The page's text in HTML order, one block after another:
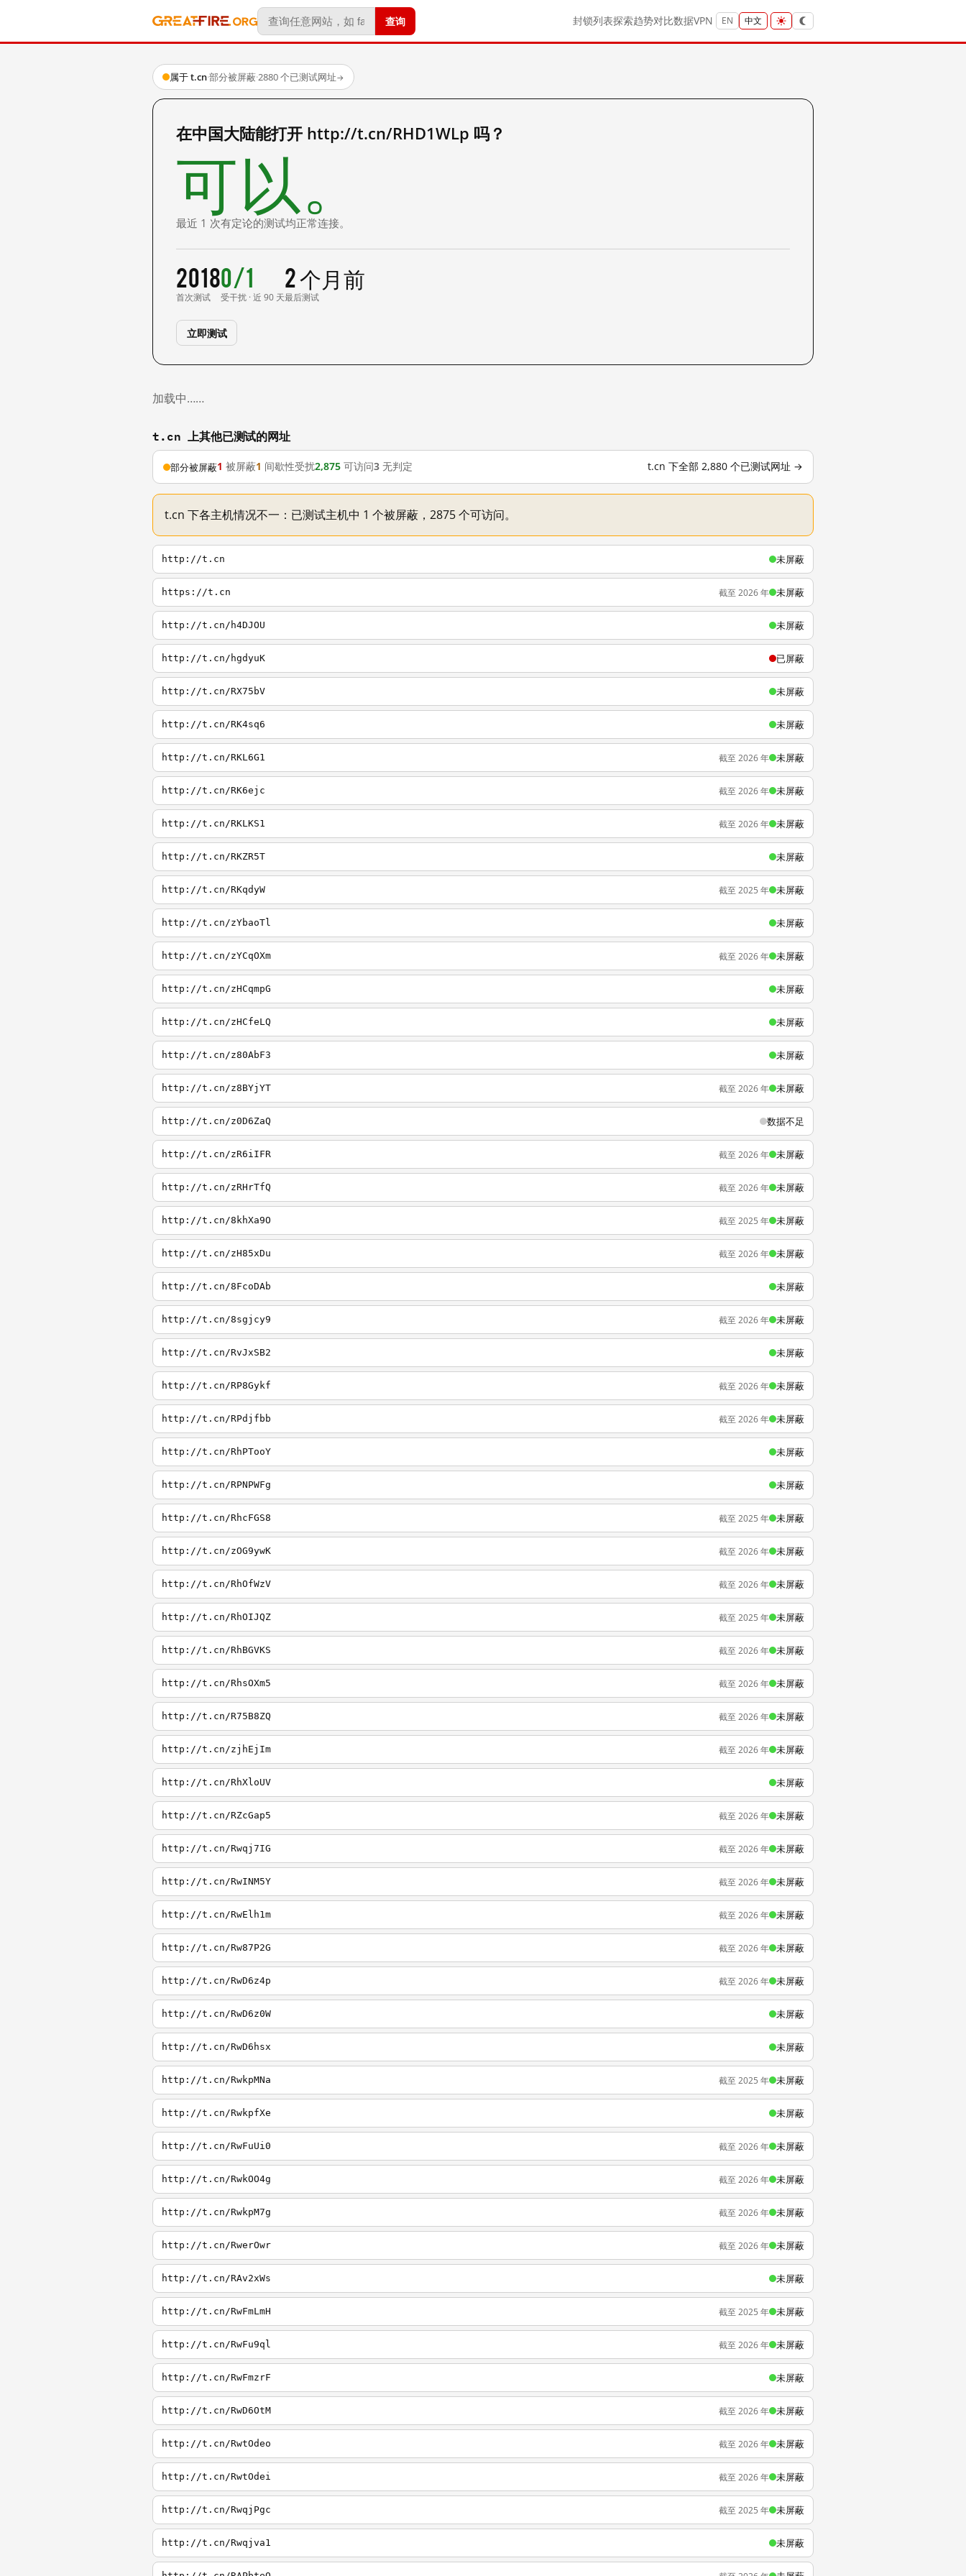
查询 封锁列表探索趋势对比数据VPN EN 中文
属于 t.cn·部分被屏蔽·2880 个已测试网址→
在中国大陆能打开 http://t.cn/RHD1WLp 吗？
可以。
最近 1 次有定论的测试均正常连接。
2018
首次测试
0/1
受干扰 · 近 90 天
2 个月前
最后测试
立即测试
加载中……
t.cn 上其他已测试的网址
部分被屏蔽1 被屏蔽1 间歇性受扰2,875 可访问3 无判定 t.cn 下全部 2,880 个已测试网址 →
t.cn 下各主机情况不一：已测试主机中 1 个被屏蔽，2875 个可访问。
http://t.cn 未屏蔽
https://t.cn 截至 2026 年 未屏蔽
http://t.cn/h4DJOU 未屏蔽
http://t.cn/hgdyuK 已屏蔽
http://t.cn/RX75bV 未屏蔽
http://t.cn/RK4sq6 未屏蔽
http://t.cn/RKL6G1 截至 2026 年 未屏蔽
http://t.cn/RK6ejc 截至 2026 年 未屏蔽
http://t.cn/RKLKS1 截至 2026 年 未屏蔽
http://t.cn/RKZR5T 未屏蔽
http://t.cn/RKqdyW 截至 2025 年 未屏蔽
http://t.cn/zYbaoTl 未屏蔽
http://t.cn/zYCqOXm 截至 2026 年 未屏蔽
http://t.cn/zHCqmpG 未屏蔽
http://t.cn/zHCfeLQ 未屏蔽
http://t.cn/z80AbF3 未屏蔽
http://t.cn/z8BYjYT 截至 2026 年 未屏蔽
http://t.cn/z0D6ZaQ 数据不足
http://t.cn/zR6iIFR 截至 2026 年 未屏蔽
http://t.cn/zRHrTfQ 截至 2026 年 未屏蔽
http://t.cn/8khXa9O 截至 2025 年 未屏蔽
http://t.cn/zH85xDu 截至 2026 年 未屏蔽
http://t.cn/8FcoDAb 未屏蔽
http://t.cn/8sgjcy9 截至 2026 年 未屏蔽
http://t.cn/RvJxSB2 未屏蔽
http://t.cn/RP8Gykf 截至 2026 年 未屏蔽
http://t.cn/RPdjfbb 截至 2026 年 未屏蔽
http://t.cn/RhPTooY 未屏蔽
http://t.cn/RPNPWFg 未屏蔽
http://t.cn/RhcFGS8 截至 2025 年 未屏蔽
http://t.cn/zOG9ywK 截至 2026 年 未屏蔽
http://t.cn/RhOfWzV 截至 2026 年 未屏蔽
http://t.cn/RhOIJQZ 截至 2025 年 未屏蔽
http://t.cn/RhBGVKS 截至 2026 年 未屏蔽
http://t.cn/RhsOXm5 截至 2026 年 未屏蔽
http://t.cn/R75B8ZQ 截至 2026 年 未屏蔽
http://t.cn/zjhEjIm 截至 2026 年 未屏蔽
http://t.cn/RhXloUV 未屏蔽
http://t.cn/RZcGap5 截至 2026 年 未屏蔽
http://t.cn/Rwqj7IG 截至 2026 年 未屏蔽
http://t.cn/RwINM5Y 截至 2026 年 未屏蔽
http://t.cn/RwElh1m 截至 2026 年 未屏蔽
http://t.cn/Rw87P2G 截至 2026 年 未屏蔽
http://t.cn/RwD6z4p 截至 2026 年 未屏蔽
http://t.cn/RwD6z0W 未屏蔽
http://t.cn/RwD6hsx 未屏蔽
http://t.cn/RwkpMNa 截至 2025 年 未屏蔽
http://t.cn/RwkpfXe 未屏蔽
http://t.cn/RwFuUi0 截至 2026 年 未屏蔽
http://t.cn/RwkOO4g 截至 2026 年 未屏蔽
http://t.cn/RwkpM7g 截至 2026 年 未屏蔽
http://t.cn/RwerOwr 截至 2026 年 未屏蔽
http://t.cn/RAv2xWs 未屏蔽
http://t.cn/RwFmLmH 截至 2025 年 未屏蔽
http://t.cn/RwFu9ql 截至 2026 年 未屏蔽
http://t.cn/RwFmzrF 未屏蔽
http://t.cn/RwD6OtM 截至 2026 年 未屏蔽
http://t.cn/RwtOdeo 截至 2026 年 未屏蔽
http://t.cn/RwtOdei 截至 2026 年 未屏蔽
http://t.cn/RwqjPgc 截至 2025 年 未屏蔽
http://t.cn/Rwqjva1 未屏蔽